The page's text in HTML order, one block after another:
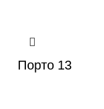
Порто 13